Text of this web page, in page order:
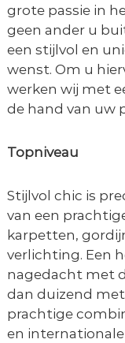
grote passie in
geen ander u
een stijlvol en
wenst. Om u
werken wij met
de hand van uw
Topniveau
Stijlvol chic is
van een
karpetten,
verlichting. Een
nagedacht met
dan duizend
prachtige
en